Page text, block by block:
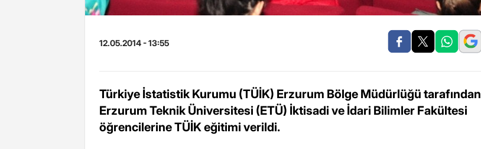
12.05.2014 - 13:55
Türkiye İstatistik Kurumu (TÜİK) Erzurum Bölge Müdürlüğü tarafından
Erzurum Teknik Üniversitesi (ETÜ) İktisadi ve İdari Bilimler Fakültesi
öğrencilerine TÜİK eğitimi verildi.